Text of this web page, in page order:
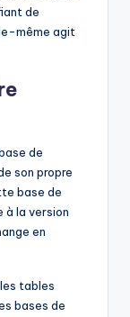
de
même agit
de
son propre
base de
à la version
en
tables
bases de